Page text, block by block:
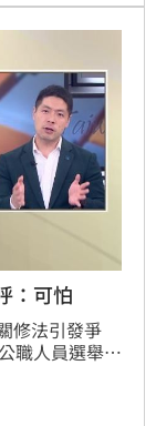
：可怕
修法引發爭
職人員選舉罷
立政論《前